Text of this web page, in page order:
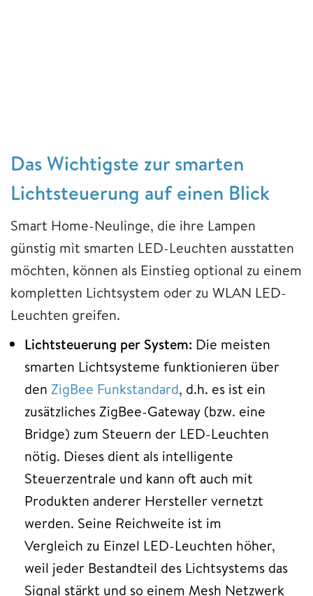
Das Wichtigste zur smarten
Lichtsteuerung auf einen Blick
Smart Home-Neulinge, die ihre Lampen
günstig mit smarten LED-Leuchten ausstatten
möchten, können als Einstieg optional zu einem
kompletten Lichtsystem oder zu WLAN LED-
Leuchten greifen.
Lichtsteuerung per System: Die meisten
smarten Lichtsysteme funktionieren über
den ZigBee Funkstandard, d.h. es ist ein
zusätzliches ZigBee-Gateway (bzw. eine
Bridge) zum Steuern der LED-Leuchten
nötig. Dieses dient als intelligente
Steuerzentrale und kann oft auch mit
Produkten anderer Hersteller vernetzt
werden. Seine Reichweite ist im
Vergleich zu Einzel LED-Leuchten höher,
weil jeder Bestandteil des Lichtsystems das
Signal stärkt und so einem Mesh Netzwerk